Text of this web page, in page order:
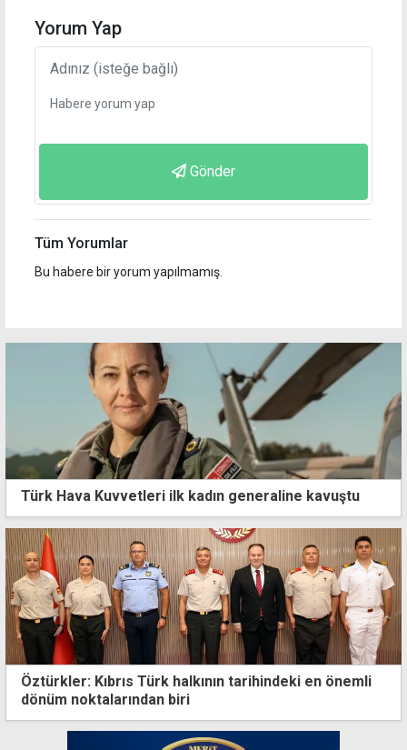
Yorum Yap
Gönder
Tüm Yorumlar
Bu habere bir yorum yapılmamış.
Türk Hava Kuvvetleri ilk kadın generaline kavuştu
Öztürkler: Kıbrıs Türk halkının tarihindeki en önemli
dönüm noktalarından biri